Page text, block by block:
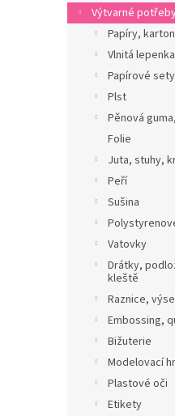
n
e
Výtvarné
Papíry,
Vlnitá lepenka
Papírové sety
Plst
Pěnová
Folie
Juta, stuhy,
Peří
Sušina
Vatovky
Drátky,
kleště
Raznice,
Embossing,
Bižuterie
Modelovací
Plastové oči
Etikety